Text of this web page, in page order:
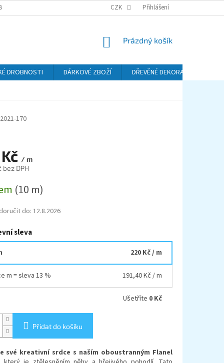
A DOPRAVA PODMÍNKY OCHRANY OSOBNÍCH ÚDAJŮ (GDPR)
CZK Přihlášení
NÁKUPNÍ
Prázdný košík
DROBNOSTI DÁRKOVÉ ZBOŽÍ DŘEVĚNÉ DEKORACE
170
/ m
bez DPH
(10 m)
do: 12.8.2026
sleva
220 Kč/ m
m = sleva 13 % 191,40 Kč / m
Ušetříte 0 Kč
Přidat do košíku
své kreativní srdce s naším oboustranným Flanel